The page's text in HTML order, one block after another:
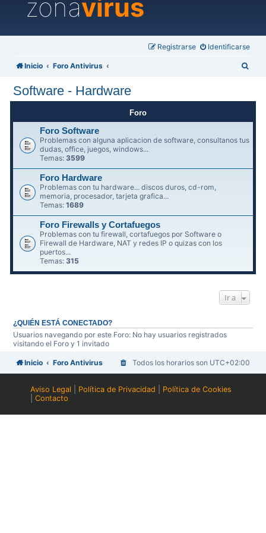
zonavirus
Identificarse
Registrarse
Inicio Foro Antivirus
Software - Hardware
Foro
Foro Software
Problemas con alguna aplicacion de software, consultanos tus
dudas, office, juegos, windows...
Temas: 3599
Foro Hardware
Problemas con tu hardware... discos duros, cd-rom,
memoria, procesador, tarjeta grafica...
Temas:1689
Foro Firewalls y Cortafuegos
Problemas con tu firewall, cortafuegos por Software o
Firewall de Hardware, NAT y redes IP o quizas con los
puertos...
Temas:315
Ir a
¿QUIÉN ESTÁ CONECTADO?
Usuarios navegando por este Foro: No hay usuarios registrados
visitando el Foro y 1 invitado
Inicio Foro Antivirus Todos los horarios son UTC+02:00
Aviso Legal Política de Privacidad
Política de Cookies
|Contacto